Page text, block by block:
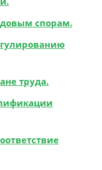
спорам.
труда.